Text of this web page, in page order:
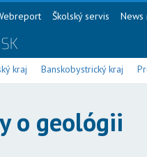
Školský servis News
kraj Banskobystrický kraj
o geológii